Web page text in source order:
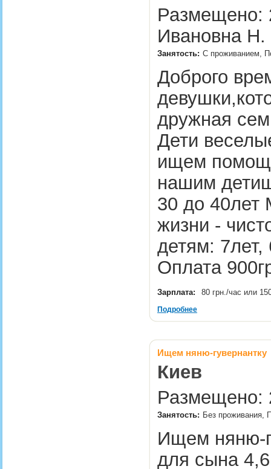
Размещено:
Ивановна Н.
Занятость: С проживанием,
Доброго
дружная
Дети
ищем
нашим
30 до
жизни -
детям: 7лет,
Оплата
Зарплата: 80 грн./час или
Подробнее
Ищем няню-гувернантку
Киев
Занятость: Без проживания,
Ищем няню-
для сына